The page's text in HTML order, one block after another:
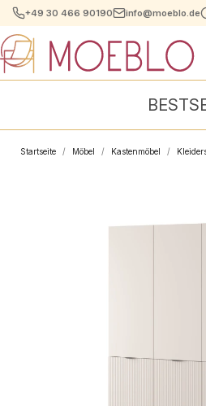
+49 30 466 90190 info@moeblo.de
Startseite Möbel Kastenmöbel